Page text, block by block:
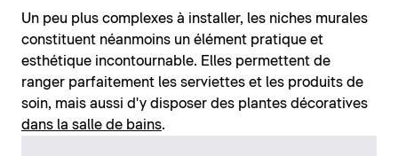
Un peu plus complexes à installer, les niches murales
constituent néanmoins un élément pratique et
esthétique incontournable. Elles permettent de
ranger parfaitement les serviettes et les produits de
soin, mais aussi d'y disposer des plantes décoratives
dans la salle de bains.